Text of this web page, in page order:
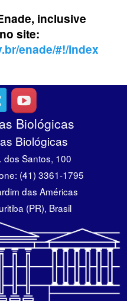
inclusive
site:
enade/#!/index
Biológicas
Biológicas
dos Santos, 100
(41) 3361-1795
das Américas
(PR), Brasil